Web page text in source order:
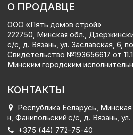
О ПРОДАВЦЕ
ООО «Пять домов строй»
222750, Минская обл.,
с/с, д. Вязань, ул. Заславская, 6,
Свидетельство №‎193656617 от
Минским городским
КОНТАКТЫ
Республика Беларусь,
н, Фанипольский с/с, д. Вязань, ул.
+375 (44) 772-75-40